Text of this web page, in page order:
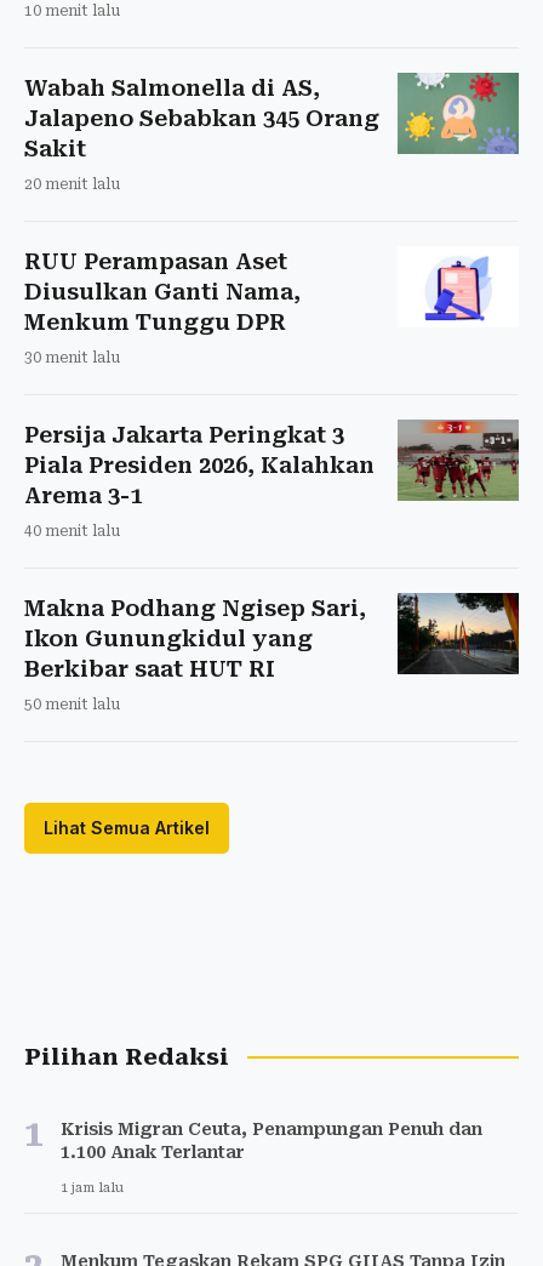
10 menit lalu
Wabah Salmonella di AS,
Jalapeno Sebabkan 345 Orang
Sakit
20 menit lalu
RUU Perampasan Aset
Diusulkan Ganti Nama,
Menkum Tunggu DPR
30 menit lalu
Persija Jakarta Peringkat 3
Piala Presiden 2026, Kalahkan
Arema 3-1
40 menit lalu
Makna Podhang Ngisep Sari,
Ikon Gunungkidul yang
Berkibar saat HUT RI
50 menit lalu
Lihat Semua Artikel
Pilihan Redaksi
1
Krisis Migran Ceuta, Penampungan Penuh dan
1.100 Anak Terlantar
1 jam lalu
Menkum Tegaskan Rekam SPG GIIAS Tanpa Izin